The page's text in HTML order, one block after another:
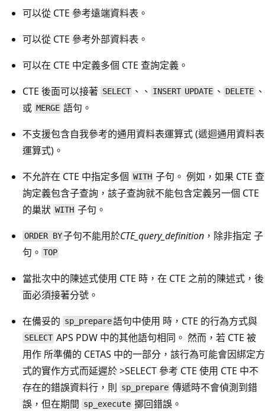
可以從 CTE 參考遠端資料表。
可以從 CTE 參考外部資料表。
可以在 CTE 中定義多個 CTE 查詢定義。
CTE 後面可以接著 SELECT 、、 INSERT UPDATE 、 DELETE 、
或 MERGE 語句。
不支援包含自我參考的通用資料表運算式 (遞迴通用資料表
運算式)。
不允許在 CTE 中指定多個 WITH 子句。 例如，如果 CTE 查
詢定義包含子查詢，該子查詢就不能包含定義另一個 CTE
的巢狀 WITH 子句。
ORDER BY子句不能用於CTE_query_definition ，除非指定 子
句。 TOP
當批次中的陳述式使用 CTE 時，在 CTE 之前的陳述式，後
面必須接著分號。
在備妥的 sp_prepare語句中使用 時，CTE 的行為方式與
SELECT APS PDW 中的其他語句相同。 然而，若 CTE 被
用作 所準備的 CETAS 中的一部分，該行為可能會因綁定方
式的實作方式而延遲於 >SELECT 參考 CTE 使用 CTE 中不
存在的錯誤資料行，則 sp_prepare 傳遞時不會偵測到錯
誤，但在期間 sp_execute 擲回錯誤。